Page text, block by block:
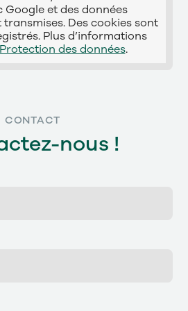
Google et des données
transmises. Des cookies sont
Plus d’informations
Protection des données.
CONTACT
nous !